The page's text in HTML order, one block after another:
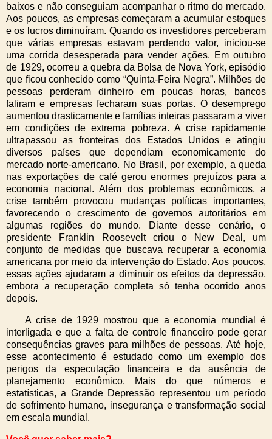
baixos e não conseguiam acompanhar o ritmo do mercado.
Aos poucos, as empresas começaram a acumular estoques
e os lucros diminuíram. Quando os investidores perceberam
que várias empresas estavam perdendo valor, iniciou-se
uma corrida desesperada para vender ações. Em outubro
de 1929, ocorreu a quebra da Bolsa de Nova York, episódio
que ficou conhecido como “Quinta-Feira Negra”. Milhões de
pessoas perderam dinheiro em poucas horas, bancos
faliram e empresas fecharam suas portas. O desemprego
aumentou drasticamente e famílias inteiras passaram a viver
em condições de extrema pobreza. A crise rapidamente
ultrapassou as fronteiras dos Estados Unidos e atingiu
diversos países que dependiam economicamente do
mercado norte-americano. No Brasil, por exemplo, a queda
nas exportações de café gerou enormes prejuízos para a
economia nacional. Além dos problemas econômicos, a
crise também provocou mudanças políticas importantes,
favorecendo o crescimento de governos autoritários em
algumas regiões do mundo. Diante desse cenário, o
presidente Franklin Roosevelt criou o New Deal, um
conjunto de medidas que buscava recuperar a economia
americana por meio da intervenção do Estado. Aos poucos,
essas ações ajudaram a diminuir os efeitos da depressão,
embora a recuperação completa só tenha ocorrido anos
depois.
A crise de 1929 mostrou que a economia mundial é
interligada e que a falta de controle financeiro pode gerar
consequências graves para milhões de pessoas. Até hoje,
esse acontecimento é estudado como um exemplo dos
perigos da especulação financeira e da ausência de
planejamento econômico. Mais do que números e
estatísticas, a Grande Depressão representou um período
de sofrimento humano, insegurança e transformação social
em escala mundial.